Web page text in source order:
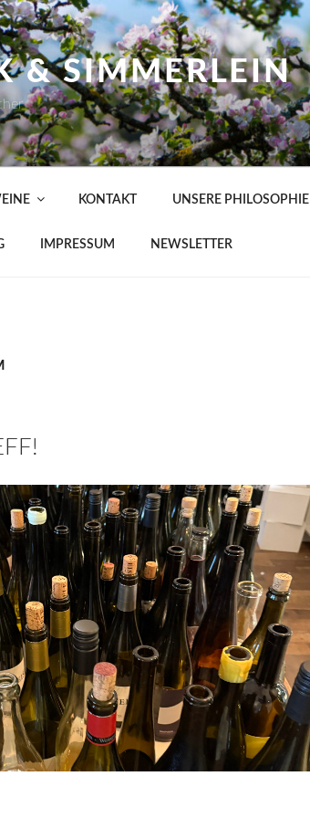
& SIMMERLEIN
KONTAKT UNSERE PHILOSOPHIE
IMPRESSUM NEWSLETTER